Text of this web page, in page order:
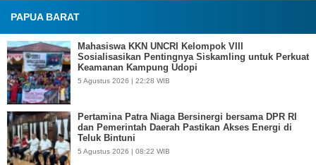
PAPUA BARAT
Mahasiswa KKN UNCRI Kelompok VIII
Sosialisasikan Pentingnya Siskamling untuk Perkuat
Keamanan Kampung Udopi
5 Agustus 2026 | 22:28 WIB
Pertamina Patra Niaga Bersinergi bersama DPR RI
dan Pemerintah Daerah Pastikan Akses Energi di
Teluk Bintuni
5 Agustus 2026 | 08:22 WIB